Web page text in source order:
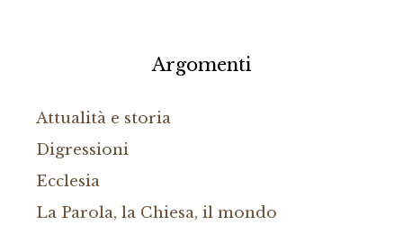
Argomenti
Attualità e storia
Digressioni
Ecclesia
La Parola, la Chiesa, il mondo